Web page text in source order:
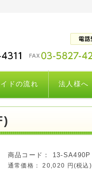
ドの流れ 法人様へ
商品コード： 13-SA490P
通常価格： 20,020 円(税込)